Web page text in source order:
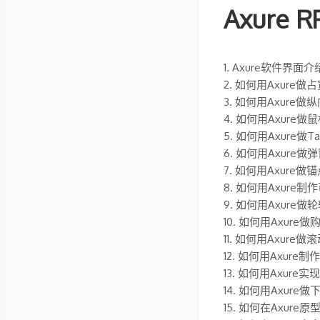
Axure
1. Axure软件界面
2. 如何用Axure做
3. 如何用Axure做
4. 如何用Axure做
5. 如何用Axure做
6. 如何用Axure做
7. 如何用Axure做
8. 如何用Axure制
9. 如何用Axure做轮
10. 如何用Axure做
11. 如何用Axure做
12. 如何用Axure制
13. 如何用Axure实
14. 如何用Axure做
15. 如何在Axure原